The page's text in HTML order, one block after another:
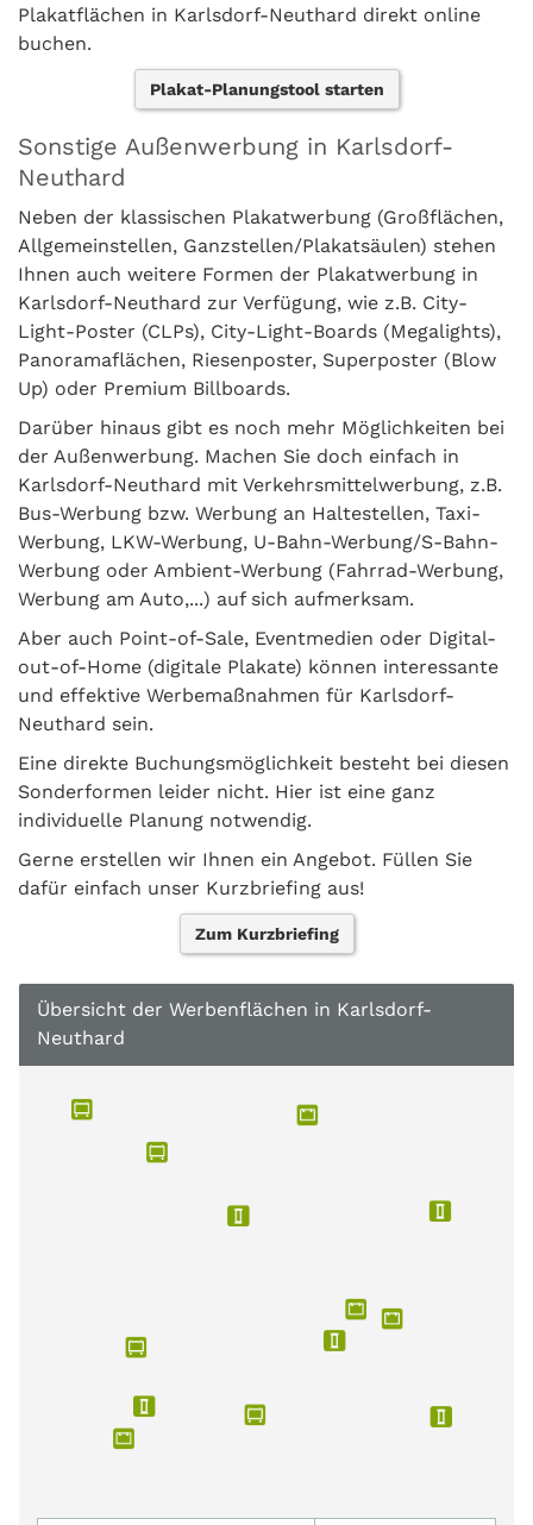
Plakatflächen in Karlsdorf-Neuthard direkt online
buchen.
Plakat-Planungstool starten
Sonstige Außenwerbung in Karlsdorf-
Neuthard
Neben der klassischen Plakatwerbung (Großflächen,
Allgemeinstellen, Ganzstellen/Plakatsäulen) stehen
Ihnen auch weitere Formen der Plakatwerbung in
Karlsdorf-Neuthard zur Verfügung, wie z.B. City-
Light-Poster (CLPs), City-Light-Boards (Megalights),
Panoramaflächen, Riesenposter, Superposter (Blow
Up) oder Premium Billboards.
Darüber hinaus gibt es noch mehr Möglichkeiten bei
der Außenwerbung. Machen Sie doch einfach in
Karlsdorf-Neuthard mit Verkehrsmittelwerbung, z.B.
Bus-Werbung bzw. Werbung an Haltestellen, Taxi-
Werbung, LKW-Werbung, U-Bahn-Werbung/S-Bahn-
Werbung oder Ambient-Werbung (Fahrrad-Werbung,
Werbung am Auto,...) auf sich aufmerksam.
Aber auch Point-of-Sale, Eventmedien oder Digital-
out-of-Home (digitale Plakate) können interessante
und effektive Werbemaßnahmen für Karlsdorf-
Neuthard sein.
Eine direkte Buchungsmöglichkeit besteht bei diesen
Sonderformen leider nicht. Hier ist eine ganz
individuelle Planung notwendig.
Gerne erstellen wir Ihnen ein Angebot. Füllen Sie
dafür einfach unser Kurzbriefing aus!
Zum Kurzbriefing
Übersicht der Werbenflächen in Karlsdorf-
Neuthard